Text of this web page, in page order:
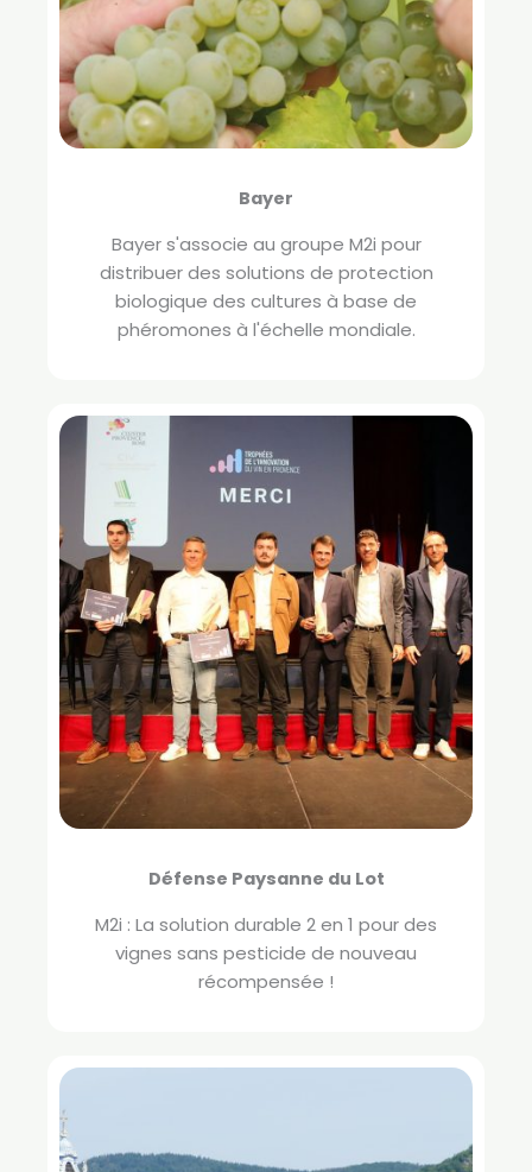
Bayer
Bayer s'associe au groupe M2i pour
distribuer des solutions de protection
biologique des cultures à base de
phéromones à l'échelle mondiale.
Défense Paysanne du Lot
M2i : La solution durable 2 en 1 pour des
vignes sans pesticide de nouveau
récompensée !